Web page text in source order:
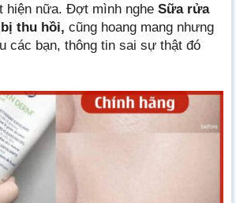
hiện nữa. Đợt mình nghe Sữa rửa
thu hồi, cũng hoang mang nhưng
các bạn, thông tin sai sự thật đó